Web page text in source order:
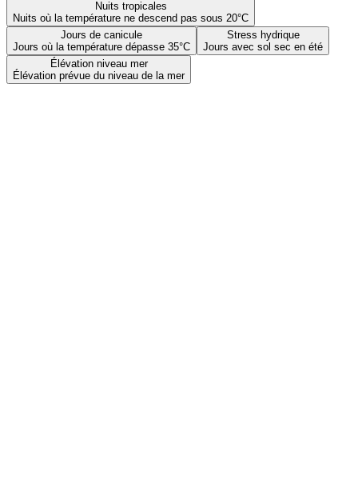
Nuits tropicales
Nuits où la température ne descend pas sous 20°C
Jours de canicule
Jours où la température dépasse 35°C
Stress hydrique
Jours avec sol sec en été
Élévation niveau mer
Élévation prévue du niveau de la mer